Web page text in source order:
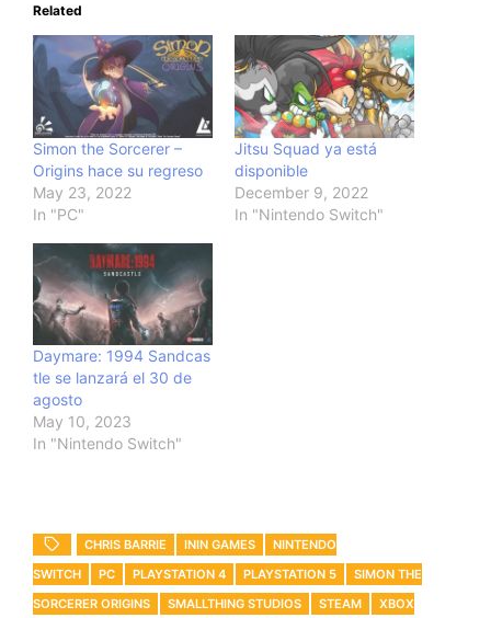
Related
Simon the Sorcerer –
Origins hace su regreso
May 23, 2022
In "PC"
Jitsu Squad ya está
disponible
December 9, 2022
In "Nintendo Switch"
Daymare: 1994 Sandcas
tle se lanzará el 30 de
agosto
May 10, 2023
In "Nintendo Switch"
CHRIS BARRIE ININ GAMES
NINTENDO
SWITCH
PC PLAYSTATION 4 PLAYSTATION 5
SIMON THE
SORCERER ORIGINS
SMALLTHING STUDIOS STEAM XBOX